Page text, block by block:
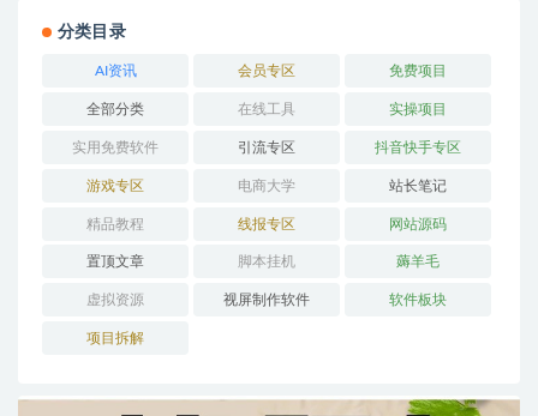
分类目录
AI资讯 会员专区 免费项目
全部分类 在线工具 实操项目
实用免费软件 引流专区 抖音快手专区
游戏专区 电商大学 站长笔记
精品教程 线报专区 网站源码
置顶文章 脚本挂机 薅羊毛
虚拟资源 视屏制作软件 软件板块
项目拆解